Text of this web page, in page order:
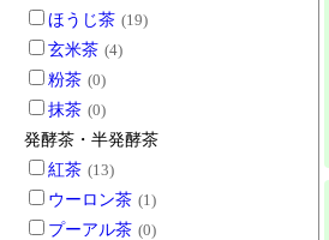
ほうじ茶 (19)
玄米茶 (4)
粉茶 (0)
抹茶 (0)
発酵茶・半発酵茶
紅茶 (13)
ウーロン茶 (1)
プーアル茶 (0)